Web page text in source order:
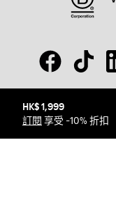
HK$ 1,999
訂閱 享受 -10% 折扣
© Camper, 2026